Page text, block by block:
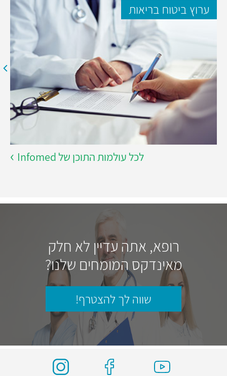
ערוץ ביטוח בריאות
לכל עולמות התוכן של Infomed
רופא, אתה עדיין לא חלק
מאינדקס המומחים שלנו?
שווה לך להצטרף!